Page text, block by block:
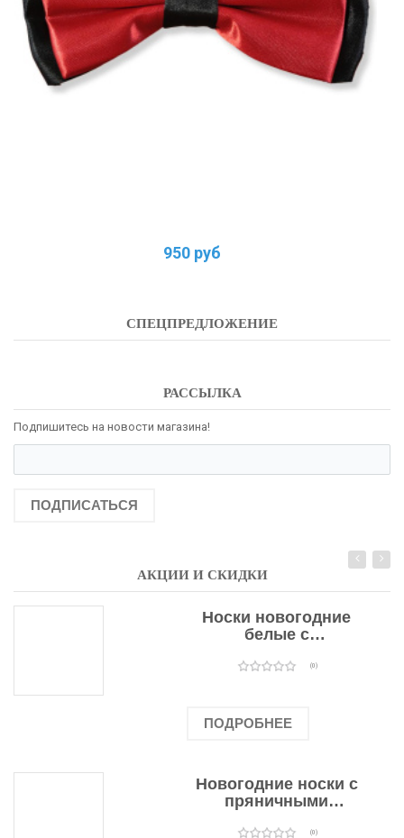
950 руб
СПЕЦПРЕДЛОЖЕНИЕ
РАССЫЛКА
Подпишитесь на новости магазина!
ПОДПИСАТЬСЯ
АКЦИИ И СКИДКИ
Носки новогодние
белые с
оленями(0)
ПОДРОБНЕЕ
Новогодние носки с
пряничными
(0)